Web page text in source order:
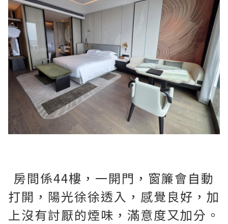
房間係44樓，一開門，窗簾會自動
打開，陽光徐徐透入，感覺良好，加
上沒有討厭的煙味，滿意度又加分。